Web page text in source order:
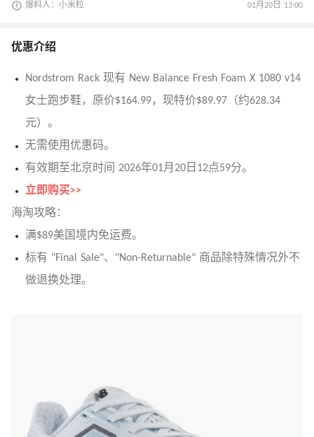
爆料人：小米粒 01月20日 13:00
优惠介绍
Nordstrom Rack 现有 New Balance Fresh Foam X 1080 v14
女士跑步鞋，原价$164.99，现特价$89.97（约628.34
元）。
无需使用优惠码。
有效期至北京时间 2026年01月20日12点59分。
立即购买>>
海淘攻略：
满$89美国境内免运费。
标有 "Final Sale"、"Non-Returnable" 商品除特殊情况外不
做退换处理。